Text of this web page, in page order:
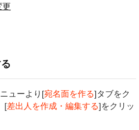
ューより[宛名面を作る]タブをク
[差出人を作成・編集する]をクリッ